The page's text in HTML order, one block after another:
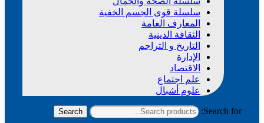
سلسلة قوى الجسم الخفية
المعارف العامة
الثقافة الدينية
التاريخ و التراجم
الإدارة
الاقتصاد
علم اجتماع
علوم أشبال
Search for:
Search